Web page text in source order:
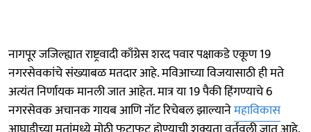
नागपूर जजिल्ह्यात राष्ट्रवादी काँग्रेस शरद पवार पक्षाकडे एकूण 19
नगरसेवकांचे संख्याबळ मतदार आहे. मविआच्या विजयासाठी ही मते
अत्यंत निर्णायक मानली जात आहेत. मात्र या 19 पैकी हिंगण्याचे 6
नगरसेवक अचानक गायब आणि नॉट रिचेबल झाल्यानेमहाविकास